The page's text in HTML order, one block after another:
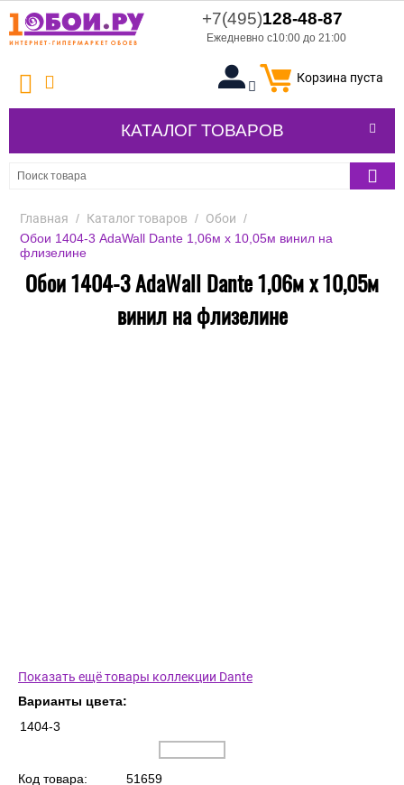
+7(495)128-48-87
Ежедневно с10:00 до 21:00
Корзина пуста
КАТАЛОГ ТОВАРОВ
Главная / Каталог товаров / Обои /
Обои 1404-3 AdaWall Dante 1,06м х 10,05м винил на
флизелине
Обои 1404-3 AdaWall Dante 1,06м х 10,05м
винил на флизелине
Показать ещё товары коллекции Dante
Варианты цвета:
1404-3
Код товара: 51659